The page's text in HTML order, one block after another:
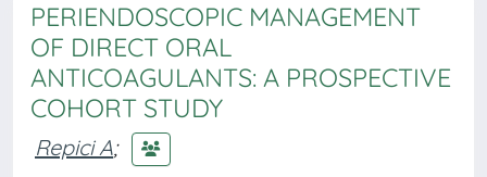
PERIENDOSCOPIC MANAGEMENT
OF DIRECT ORAL
ANTICOAGULANTS: A PROSPECTIVE
COHORT STUDY
Repici A;